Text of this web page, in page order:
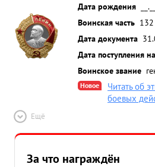
Дата рождения
Воинская часть
Дата документа
Дата поступления
Воинское звание
Новое
Читать об
боевых
Ещё
За что награждён